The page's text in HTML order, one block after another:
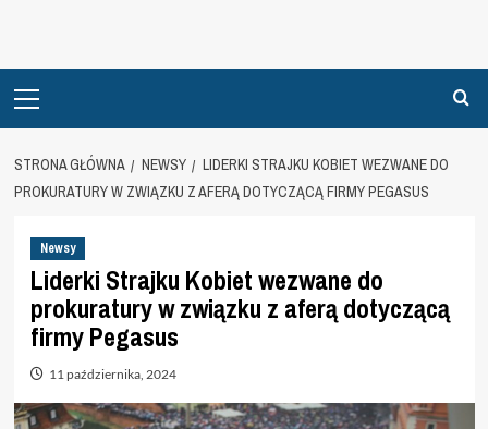
Menu
STRONA GŁÓWNA NEWSY
LIDERKI STRAJKU KOBIET WEZWANE DO
PROKURATURY W ZWIĄZKU Z AFERĄ DOTYCZĄCĄ FIRMY PEGASUS
Newsy
Liderki Strajku Kobiet wezwane do
prokuratury w związku z aferą dotyczącą
firmy Pegasus
11 października, 2024